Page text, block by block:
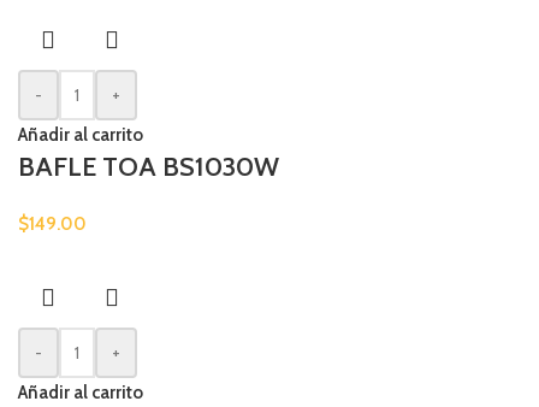
-
+
Añadir al carrito
BAFLE TOA BS1030W
$149.00
-
+
Añadir al carrito